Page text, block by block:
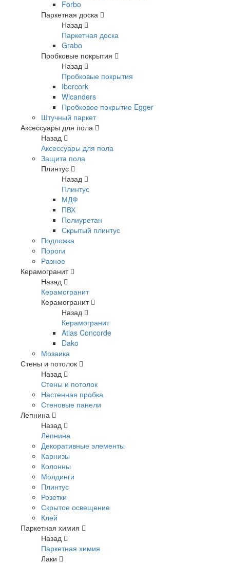
Forbo
Паркетная доска
Назад
Паркетная доска
Grabo
Пробковые покрытия
Назад
Пробковые покрытия
Ibercork
Wicanders
Пробковое покрытие Egger
Штучный паркет
Аксессуары для пола
Назад
Аксессуары для пола
Защита пола
Плинтус
Назад
Плинтус
МДФ
ПВХ
Полиуретан
Скрытый плинтус
Подложка
Пороги
Разное
Керамогранит
Назад
Керамогранит
Керамогранит
Назад
Керамогранит
Atlas Concorde
Dako
Мозаика
Стены и потолок
Назад
Стены и потолок
Настенная пробка
Стеновые панели
Лепнина
Назад
Лепнина
Декоративные элементы
Карнизы
Колонны
Молдинги
Плинтус
Розетки
Скрытое освещение
Клей
Паркетная химия
Назад
Паркетная химия
Лаки